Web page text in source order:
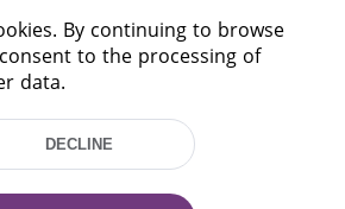
By continuing to browse
to the processing of
data.
DECLINE